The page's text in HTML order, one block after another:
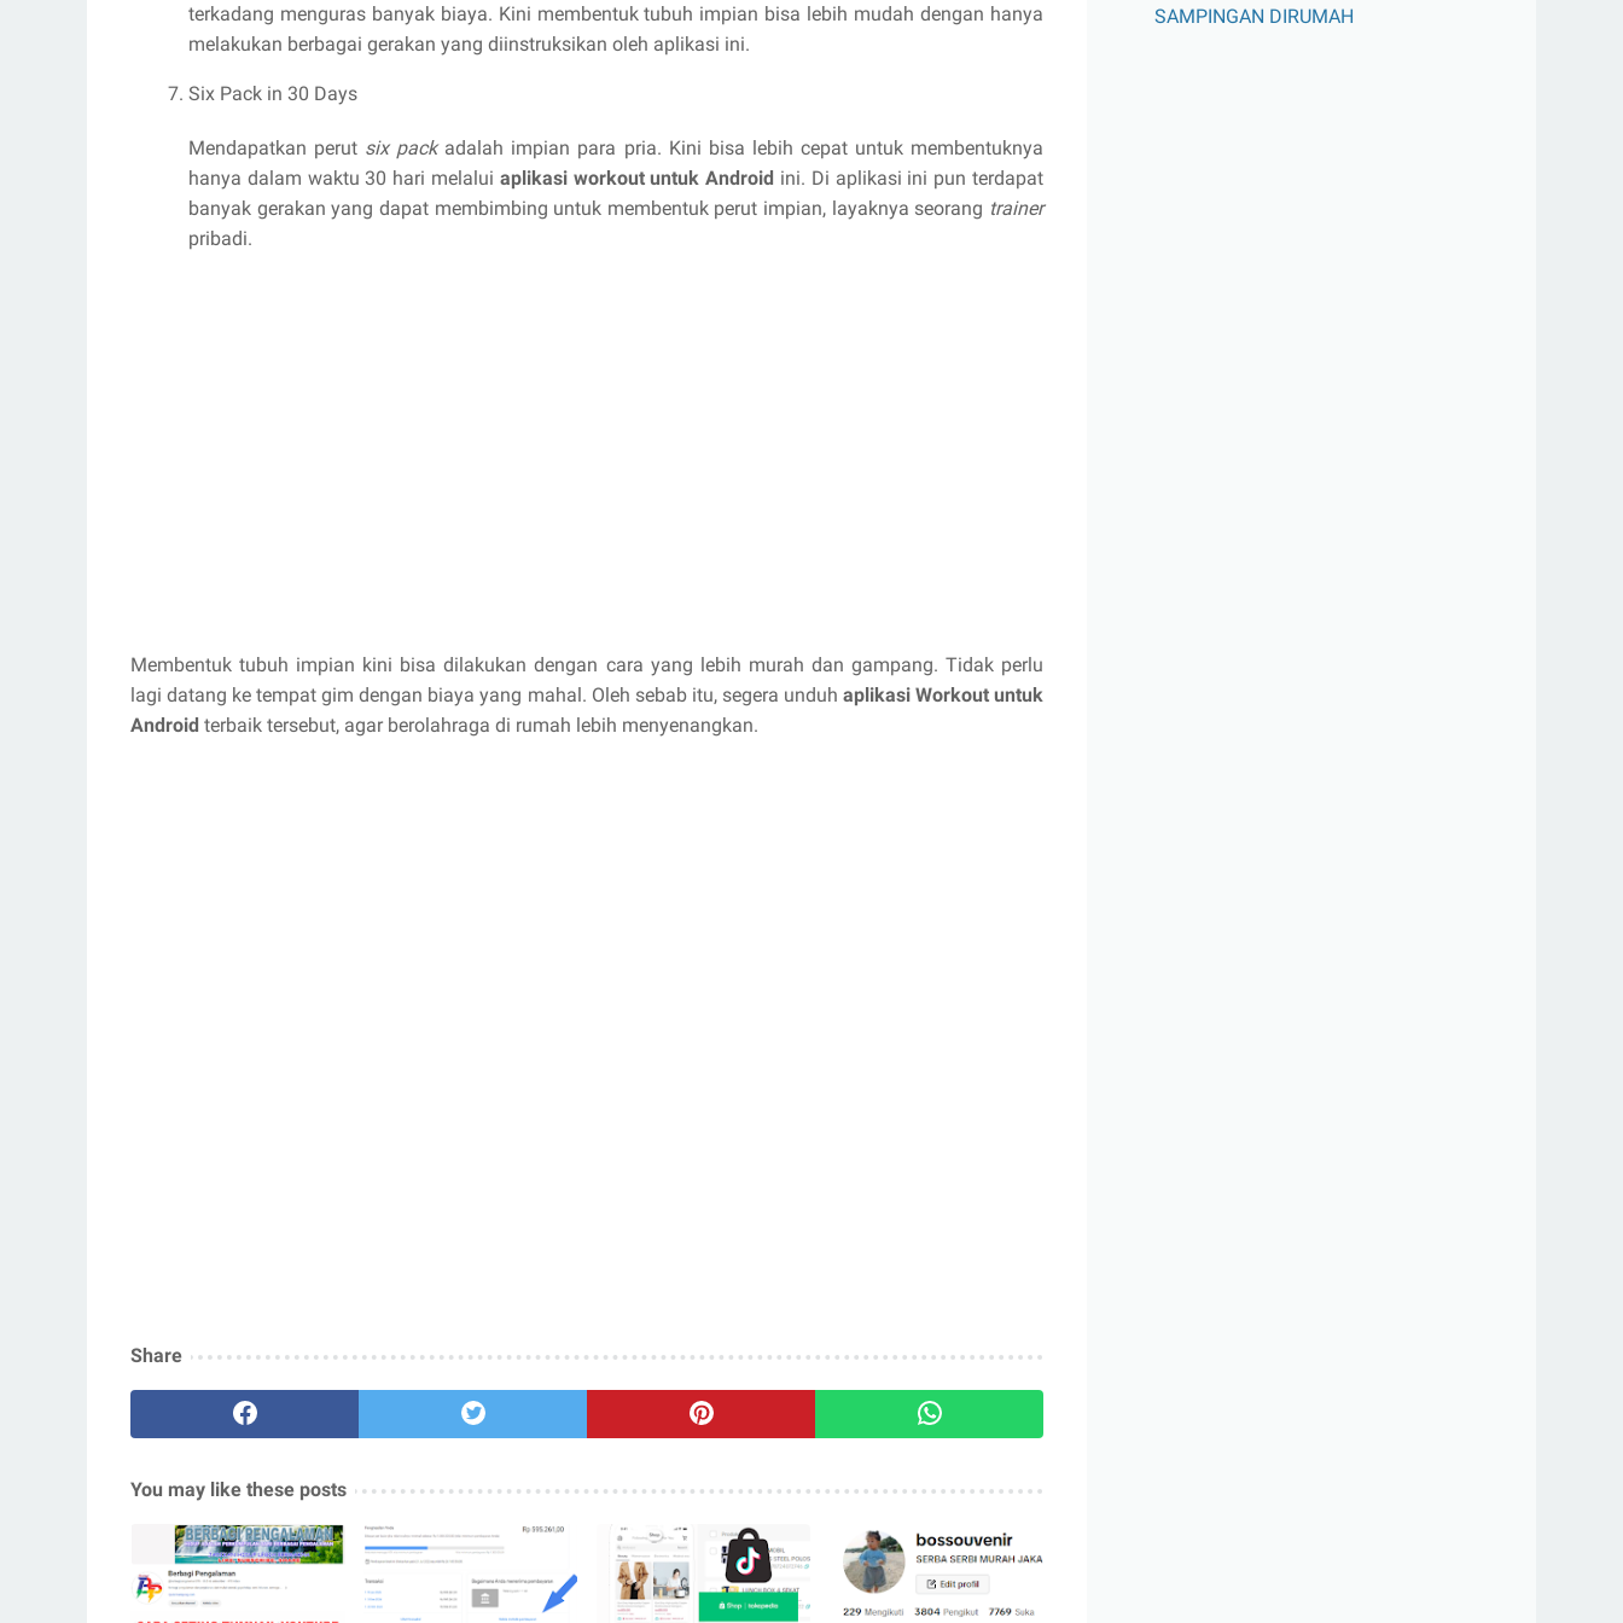
terkadang menguras banyak biaya. Kini membentuk tubuh impian bisa lebih mudah dengan hanya
melakukan berbagai gerakan yang diinstruksikan oleh aplikasi ini.
Six Pack in 30 Days
Mendapatkan perut six pack adalah impian para pria. Kini bisa lebih cepat untuk membentuknya
hanya dalam waktu 30 hari melalui aplikasi workout untuk Android ini. Di aplikasi ini pun terdapat
banyak gerakan yang dapat membimbing untuk membentuk perut impian, layaknya seorang trainer
pribadi.
Membentuk tubuh impian kini bisa dilakukan dengan cara yang lebih murah dan gampang. Tidak perlu
lagi datang ke tempat gim dengan biaya yang mahal. Oleh sebab itu, segera unduh aplikasi Workout untuk
Android terbaik tersebut, agar berolahraga di rumah lebih menyenangkan.
Share
You may like these posts
SAMPINGAN DIRUMAH